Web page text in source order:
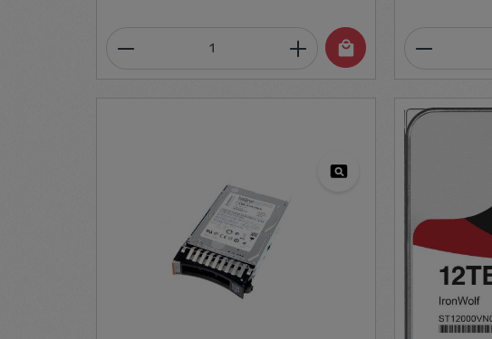
Termékmennyiség: Adja meg a kívánt